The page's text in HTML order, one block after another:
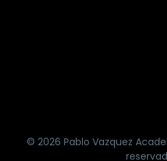
© 2026 Pablo Vazquez